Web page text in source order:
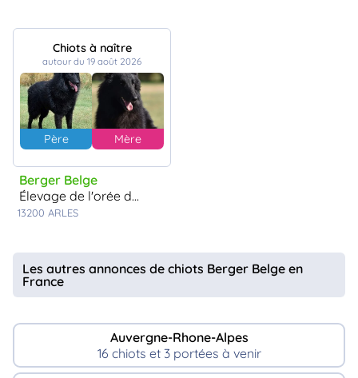
Chiots à naître
autour du 19 août 2026
Père Mère
Berger Belge
élevage de l'orée du val d'enfer
13200 ARLES
Les autres annonces de chiots Berger Belge en
France
Auvergne-Rhone-Alpes
16 chiots et 3 portées à venir